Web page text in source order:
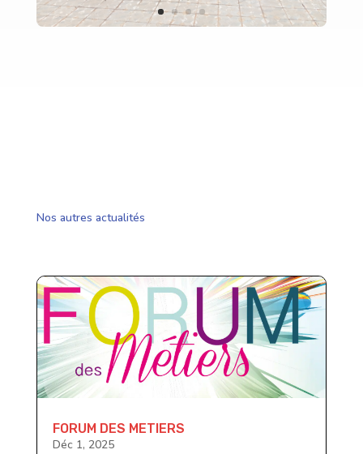
Nos autres actualités
FORUM DES METIERS
Déc 1, 2025